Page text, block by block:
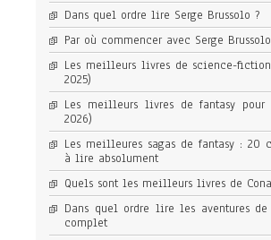
Dans quel ordre lire Serge Brussolo ?
Par où commencer avec Serge
Les meilleurs livres de science-
2025)
Les meilleurs livres de fantasy pour
2026)
Les meilleures sagas de fantasy : 20
à lire absolument
Quels sont les meilleurs livres de
Dans quel ordre lire les aventures de
complet